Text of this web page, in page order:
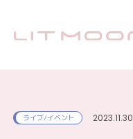
ライブ/イベント 2023.11.30